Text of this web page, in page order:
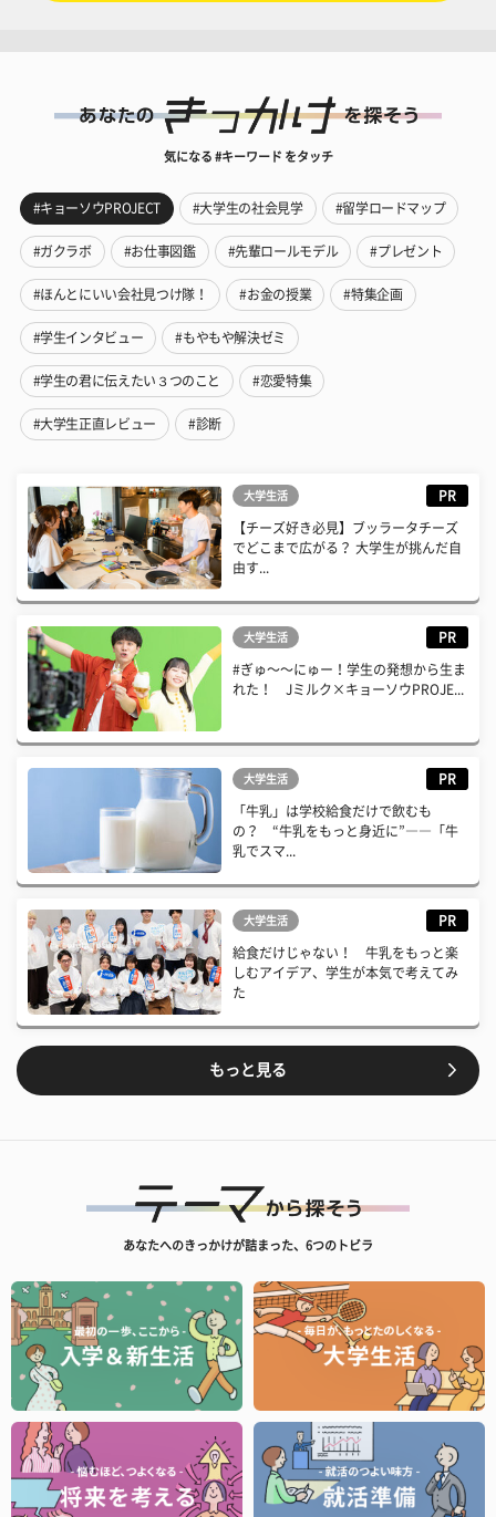
気になる #キーワード をタッチ
#キョーソウPROJECT #大学生の社会見学 #留学ロードマップ
#ガクラボ #お仕事図鑑 #先輩ロールモデル #プレゼント
#ほんとにいい会社見つけ隊！ #お金の授業 #特集企画
#学生インタビュー #もやもや解決ゼミ
#学生の君に伝えたい３つのこと #恋愛特集
#大学生正直レビュー #診断
大学生活 PR
【チーズ好き必見】ブッラータチーズ
でどこまで広がる？ 大学生が挑んだ自
由す...
大学生活 PR
#ぎゅ〜〜にゅー！学生の発想から生ま
れた！ Jミルク×キョーソウPROJE...
大学生活 PR
「牛乳」は学校給食だけで飲むも
の？ “牛乳をもっと身近に”――「牛
乳でスマ...
大学生活 PR
給食だけじゃない！ 牛乳をもっと楽
しむアイデア、学生が本気で考えてみ
た
もっと見る
あなたへのきっかけが詰まった、6つのトビラ